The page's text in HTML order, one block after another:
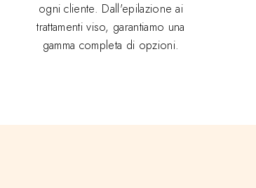
ogni cliente. Dall'epilazione ai
trattamenti viso, garantiamo una
gamma completa di opzioni.